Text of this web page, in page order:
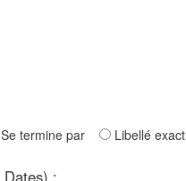
Se termine par Libellé exact
: